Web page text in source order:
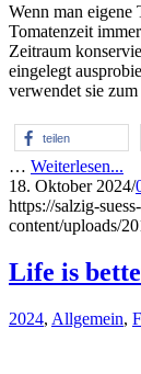
Wenn man eigene
Tomatenzeit
Zeitraum
eingelegt
verwendet sie
teilen
… Weiterlesen...
18. Oktober 2024/
https://salzig-
content/uploads/
Life is
2024, Allgemein,